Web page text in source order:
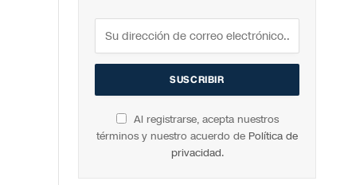
Al registrarse, acepta nuestros
términos y nuestro acuerdo de Política de
privacidad.